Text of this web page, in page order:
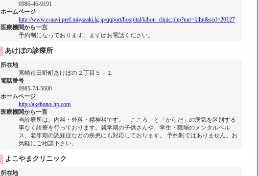
0986-46-9191
ホームページ
http://www.e-navi.pref.miyazaki.lg.jp/qqport/hospital/kihon_clinic.php?mn=kihn&scd=20127
医療機関から一言
予約制になっております。まずはお電話ください。
あけぼの診療所
所在地
宮崎市田野町あけぼの２丁目５－１
電話番号
0985-74-5600
ホームページ
http://akebono-hp.com
医療機関から一言
当診療所は、内科・外科・精神科です。「こころ」と「からだ」の病気を区別する
事なく診療を行っております。就学期の子供さんや、学生・職場のメンタルヘル
ス、老年期の認知症などの疾患にも対応しております。 予約制ではありません。お
気軽にご相談下さい。
よこやまクリニック
所在地